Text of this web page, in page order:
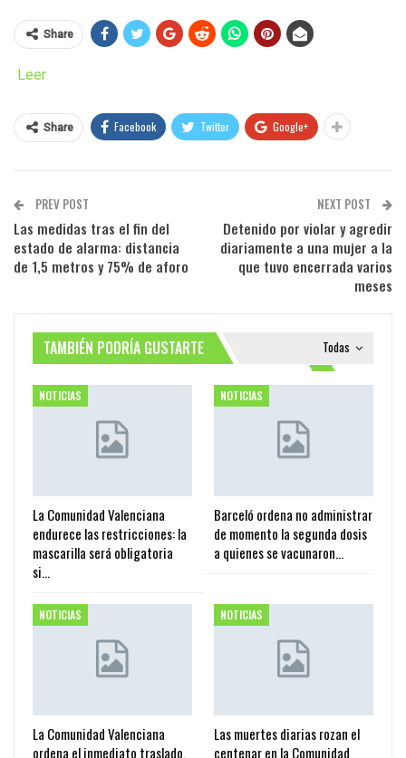
Share
Leer
Share Facebook Twitter Google+
PREV POST
Las medidas tras el fin del
estado de alarma: distancia
de 1,5 metros y 75% de aforo
NEXT POST
Detenido por violar y agredir
diariamente a una mujer a la
que tuvo encerrada varios
meses
Todas
TAMBIÉN PODRÍA GUSTARTE
NOTICIAS
La Comunidad Valenciana
endurece las restricciones: la
mascarilla será obligatoria
si…
NOTICIAS
Barceló ordena no administrar
de momento la segunda dosis
a quienes se vacunaron…
NOTICIAS
La Comunidad Valenciana
ordena el inmediato traslado,
NOTICIAS
Las muertes diarias rozan el
centenar en la Comunidad